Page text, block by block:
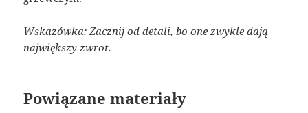
Wskazówka: Zacznij od detali, bo one zwykle dają
największy zwrot.
Powiązane materiały